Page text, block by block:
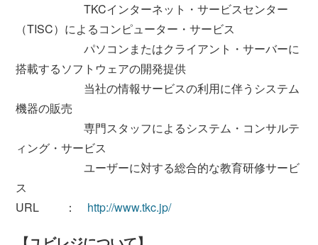
TKCインターネット・サービスセンター
（TISC）によるコンピューター・サービス
パソコンまたはクライアント・サーバーに
搭載するソフトウェアの開発提供
当社の情報サービスの利用に伴うシステム
機器の販売
専門スタッフによるシステム・コンサルテ
ィング・サービス
ユーザーに対する総合的な教育研修サービ
ス
URL ： http://www.tkc.jp/